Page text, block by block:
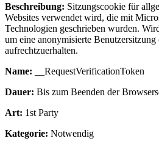
Beschreibung: Sitzungscookie für
Websites verwendet wird, die mit
Technologien geschrieben wurden.
um eine anonymisierte Benutzersitzung
aufrechtzuerhalten.
Name: __RequestVerificationToken
Dauer: Bis zum Beenden der
Art: 1st Party
Kategorie: Notwendig